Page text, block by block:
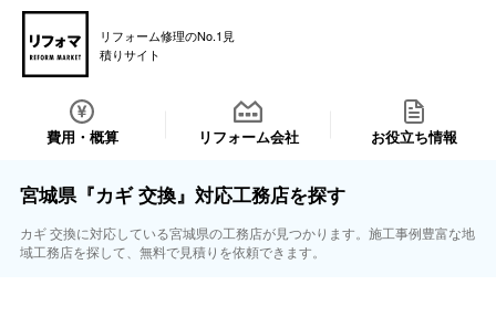
リフォーム修理のNo.1見
積りサイト
費用・概算 リフォーム会社 お役立ち情報
宮城県『カギ 交換』対応工務店を探す
カギ 交換に対応している宮城県の工務店が見つかります。施工事例豊富な地
域工務店を探して、無料で見積りを依頼できます。